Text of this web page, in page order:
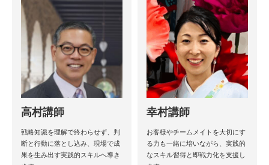
高村講師
戦略知識を理解で終わらせず、判
断と行動に落とし込み、現場で成
果を生み出す実践的スキルへ導き
幸村講師
お客様やチームメイトを大切にす
る力も一緒に培いながら、実践的
なスキル習得と即戦力化を支援し